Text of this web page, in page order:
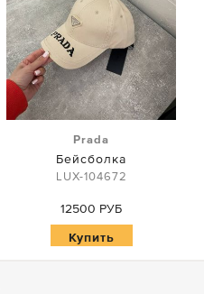
Prada
Бейсболка
LUX-104672
12500 РУБ
Купить